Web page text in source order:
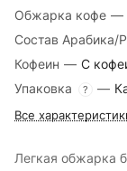
Обжарка кофе —
Состав Арабика/
Кофеин — С
Упаковка
? —
Все
Легкая обжарка